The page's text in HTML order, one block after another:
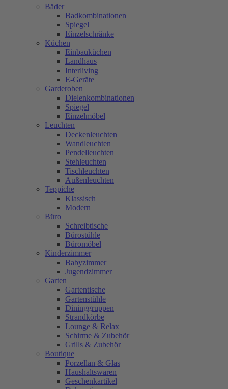
Bäder
Badkombinationen
Spiegel
Einzelschränke
Küchen
Einbauküchen
Landhaus
Interliving
E-Geräte
Garderoben
Dielenkombinationen
Spiegel
Einzelmöbel
Leuchten
Deckenleuchten
Wandleuchten
Pendelleuchten
Stehleuchten
Tischleuchten
Außenleuchten
Teppiche
Klassisch
Modern
Büro
Schreibtische
Bürostühle
Büromöbel
Kinderzimmer
Babyzimmer
Jugendzimmer
Garten
Gartentische
Gartenstühle
Dininggruppen
Strandkörbe
Lounge & Relax
Schirme & Zubehör
Grills & Zubehör
Boutique
Porzellan & Glas
Haushaltswaren
Geschenkartikel